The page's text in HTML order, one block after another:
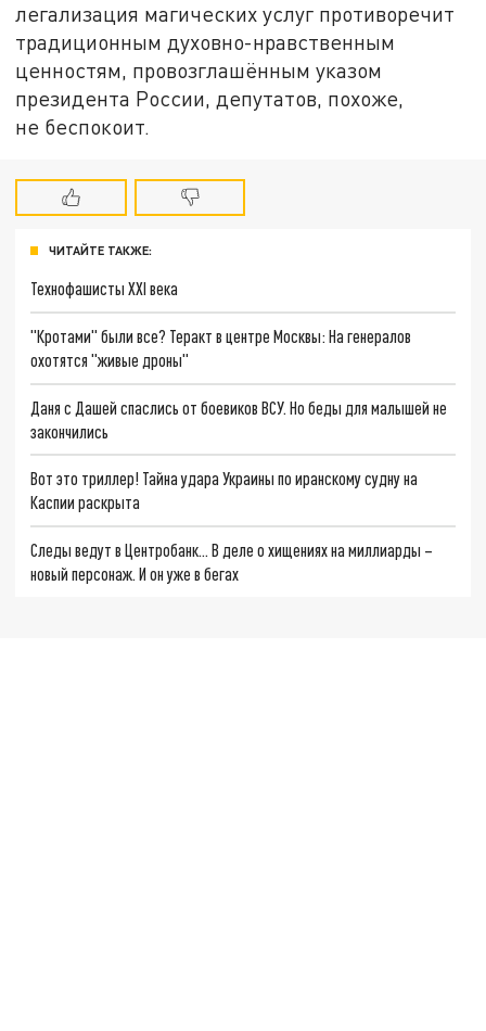
легализация магических услуг противоречит
традиционным духовно-нравственным
ценностям, провозглашённым указом
президента России, депутатов, похоже,
не беспокоит.
ЧИТАЙТЕ ТАКЖЕ:
Технофашисты XXI века
"Кротами" были все? Теракт в центре Москвы: На генералов
охотятся "живые дроны"
Даня с Дашей спаслись от боевиков ВСУ. Но беды для малышей не
закончились
Вот это триллер! Тайна удара Украины по иранскому судну на
Каспии раскрыта
Следы ведут в Центробанк… В деле о хищениях на миллиарды –
новый персонаж. И он уже в бегах